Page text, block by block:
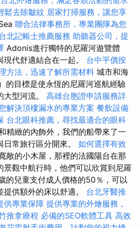
鬆去除皺紋 居家打掃服務，讓您享
聯合法律事務所，專業團隊為您
北記帳士推薦服務 助聽器公司，提
Adonis進行獨特的尼羅河遊覽體
代舒適結合在一起。 台中平價按
方法，迅速了解所需材料 城市和海
的目標是使永恆的尼羅河巡航經驗
型河流。 高雄台胞證申請服務詳
解決頂樓漏水的專業方案 餐飲設備
台北眼科推薦，尋找最適合的眼科
精緻的內飾外，我們的船帶來了一
常旅行區分開來。 如何選擇有效
敞的小木屋，那裡的法國陽台在那
景觀中航行時，他們可以欣賞到尼羅
的兒童支付成人價格的50％，可以
供額外的床以舒適。 台北牙醫推
供專業保障 提供專業的外燴服務，
推拿療程 必備的SEO軟體工具 高效